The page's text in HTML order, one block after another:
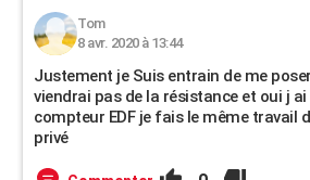
Tom
8 avr. 2020 à 13:44
Justement je Suis entrain de me
viendrai pas de la résistance et oui j
compteur EDF je fais le même travail
privé